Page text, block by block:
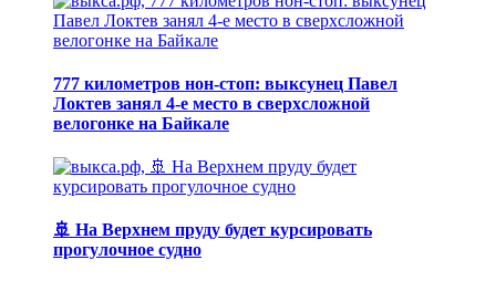
777 километров нон-стоп: выксунец Павел
Локтев занял 4-е место в сверхсложной
велогонке на Байкале
🚢 На Верхнем пруду будет курсировать
прогулочное судно